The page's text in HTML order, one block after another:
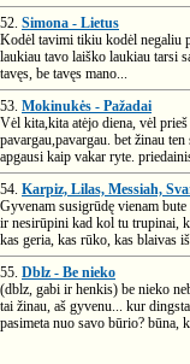
52. Simona - Lietus
Kodėl tavimi tikiu kodėl negaliu
laukiau tavo laiško laukiau tarsi
tavęs, be tavęs mano...
53. Mokinukės - Pažadai
Vėl kita,kita atėjo diena, vėl
pavargau,pavargau. bet žinau
apgausi kaip vakar ryte.
54. Karpiz, Lilas, Messiah,
Gyvenam susigrūdę vienam
ir nesirūpini kad kol tu trupinai,
kas geria, kas rūko, kas blaivas
55. Dblz - Be nieko
(dblz, gabi ir henkis) be nieko
tai žinau, aš gyvenu... kur
pasimeta nuo savo būrio? būna,